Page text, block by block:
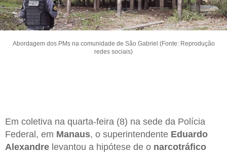
Abordagem dos PMs na comunidade de São Gabriel (Fonte: Reprodução
redes sociais)
Em coletiva na quarta-feira (8) na sede da Polícia
Federal, em Manaus, o superintendente Eduardo
Alexandre levantou a hipótese de o narcotráfico